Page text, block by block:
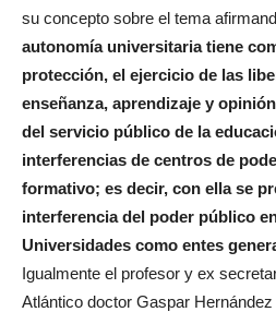
su concepto sobre el tema
autonomía universitaria tiene
protección, el ejercicio de las
enseñanza, aprendizaje y
del servicio público de la
interferencias de centros de
formativo; es decir, con ella se
interferencia del poder público
Universidades como entes
Igualmente el profesor y ex
Atlántico doctor Gaspar